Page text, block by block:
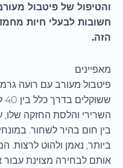
והטיפול של פיטבול
חשובות לבעלי חיות
הזה.
מאפיינים
פיטבול מעורב עם רועה
השרירי והלסת החזקה שלו,
בין חום בהיר לשחור.
ביותר, נאמן ולהוט לרצות.
אותם לבחירה מצוינת